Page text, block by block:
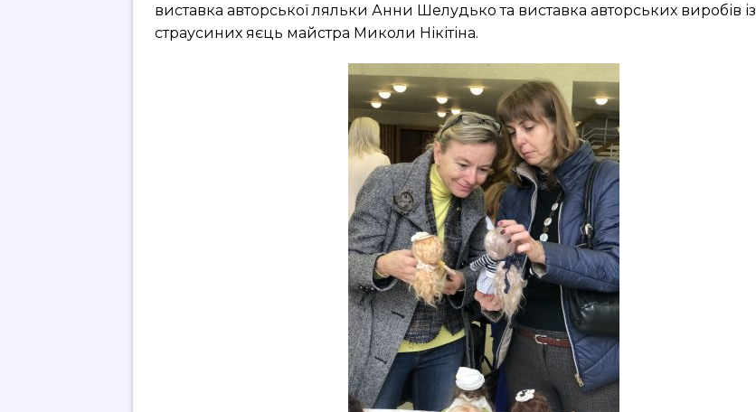
виставка авторської ляльки Анни Шелудько та виставка авторських виробів із
страусиних яєць майстра Миколи Нікітіна.